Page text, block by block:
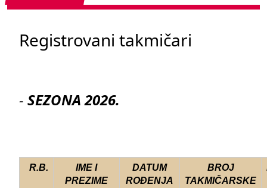
Registrovani takmičari
- SEZONA 2026.
R.B.
IME I
PREZIME
DATUM
ROĐENJA
BROJ
TAKMIČARSKE